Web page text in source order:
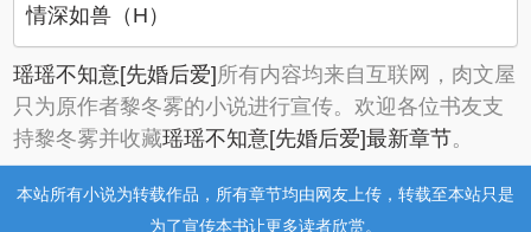
情深如兽（H）
瑶瑶不知意[先婚后爱] 所有内容均来自互联网，肉文屋
只为原作者黎冬雾的小说进行宣传。欢迎各位书友支
持黎冬雾并收藏瑶瑶不知意[先婚后爱]最新章节。
本站所有小说为转载作品，所有章节均由网友上传，转载至本站只是
为了宣传本书让更多读者欣赏。